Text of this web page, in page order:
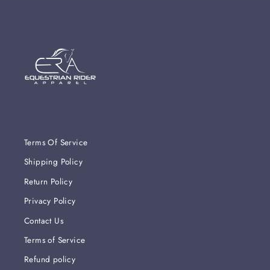
Terms Of Service
Shipping Policy
Return Policy
Privacy Policy
Contact Us
Terms of Service
Refund policy